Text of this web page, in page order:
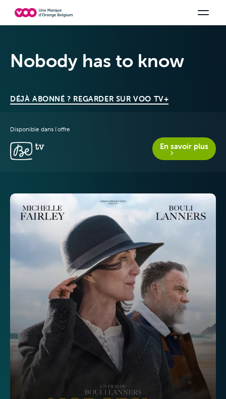
Packs
Télévision
Internet
Nobody has to know
DÉJÀ ABONNÉ ? REGARDER SUR VOO TV+
Disponible dans l'offre
En savoir plus